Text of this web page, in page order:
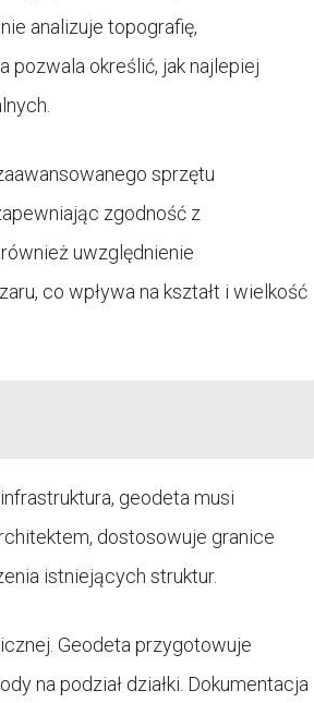
analizuje topografię,
pozwala określić, jak najlepiej
sprzętu
zgodność z
uwzględnienie
co wpływa na kształt i wielkość
geodeta musi
dostosowuje granice
istniejących struktur.
Geodeta przygotowuje
na podział działki. Dokumentacja